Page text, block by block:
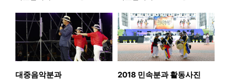
대중음악분과 2018 민속분과 활동사진